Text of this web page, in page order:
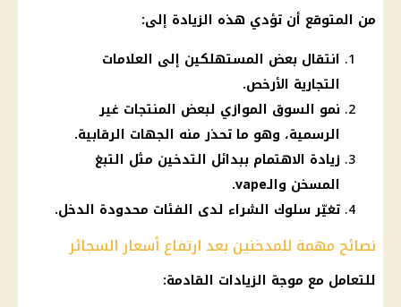
من المتوقع أن تؤدي هذه الزيادة إلى:
انتقال بعض المستهلكين إلى العلامات
التجارية الأرخص.
نمو السوق الموازي لبعض المنتجات غير
الرسمية، وهو ما تحذر منه الجهات الرقابية.
زيادة الاهتمام ببدائل التدخين مثل التبغ
المسخن والـvape.
تغيّر سلوك الشراء لدى الفئات محدودة الدخل.
نصائح مهمة للمدخنين بعد ارتفاع أسعار السجائر
للتعامل مع موجة الزيادات القادمة: